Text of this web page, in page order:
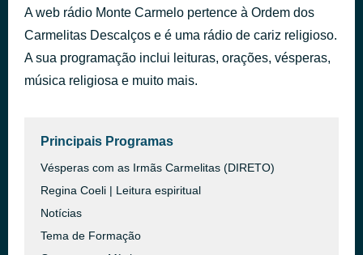
Bem eu sei a fonte [j5b]
Irmas do Carmelo de Fatima
Pela vossa grande misericórdia [vQ9]
XII Domingo
há 46 minutos
A web rádio Monte Carmelo pertence à Ordem dos
Carmelitas Descalços e é uma rádio de cariz religioso.
A sua programação inclui leituras, orações, vésperas,
música religiosa e muito mais.
Principais Programas
Vésperas com as Irmãs Carmelitas (DIRETO)
Regina Coeli | Leitura espiritual
Notícias
Tema de Formação